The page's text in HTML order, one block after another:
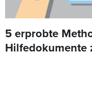
5 erprobte
Hilfedokumente